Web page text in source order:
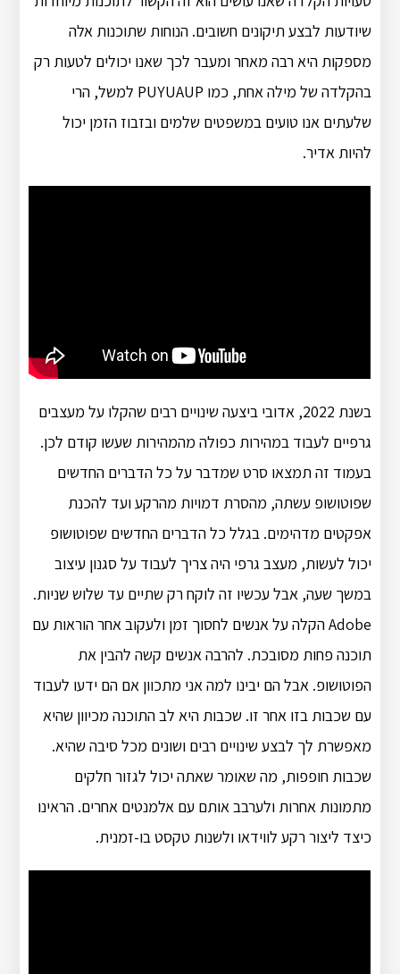
שיודעות לבצע תיקונים חשובים. הנוחות שתוכנות אלה
מספקות היא רבה מאחר ומעבר לכך שאנו יכולים לטעות רק
בהקלדה של מילה אחת, כמו PUYUAUP למשל, הרי
שלעתים אנו טועים במשפטים שלמים ובזבוז הזמן יכול
להיות אדיר.
בשנת 2022, אדובי ביצעה שינויים רבים שהקלו על מעצבים
גרפיים לעבוד במהירות כפולה מהמהירות שעשו קודם לכן.
בעמוד זה תמצאו סרט שמדבר על כל הדברים החדשים
שפוטושופ עשתה, מהסרת דמויות מהרקע ועד להכנת
אפקטים מדהימים. בגלל כל הדברים החדשים שפוטושופ
יכול לעשות, מעצב גרפי היה צריך לעבוד על סגנון עיצוב
במשך שעה, אבל עכשיו זה לוקח רק שתיים עד שלוש שניות.
Adobe הקלה על אנשים לחסוך זמן ולעקוב אחר הוראות עם
תוכנה פחות מסובכת. להרבה אנשים קשה להבין את
הפוטושופ. אבל הם יבינו למה אני מתכוון אם הם ידעו לעבוד
עם שכבות בזו אחר זו. שכבות היא לב התוכנה מכיוון שהיא
מאפשרת לך לבצע שינויים רבים ושונים מכל סיבה שהיא.
שכבות חופפות, מה שאומר שאתה יכול לגזור חלקים
מתמונות אחרות ולערבב אותם עם אלמנטים אחרים. הראינו
כיצד ליצור רקע לווידאו ולשנות טקסט בו-זמנית.